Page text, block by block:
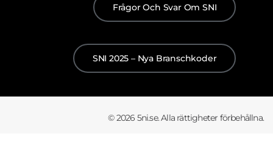
Frågor Och Svar Om SNI
SNI 2025 – Nya Branschkoder
© 2026 5ni.se. Alla rättigheter förbehållna.